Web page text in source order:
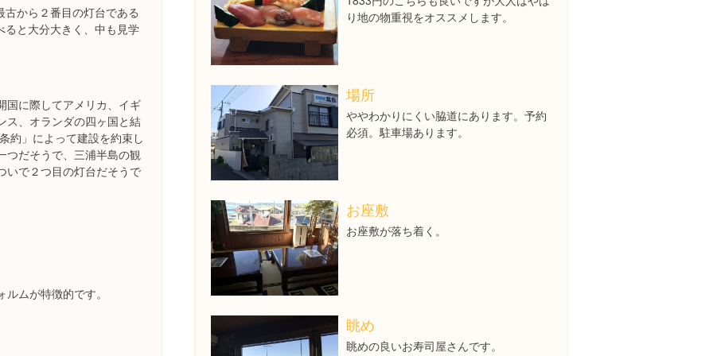
から２番目の灯台である
と大分大きく、中も見学
国に際してアメリカ、イギ
ス、オランダの四ヶ国と結
約」によって建設を約束し
つだそうで、三浦半島の観
いで２つ目の灯台だそうで
ルムが特徴的です。
り地の物重視をオススメします。
場所
ややわかりにくい脇道にあります。予約
必須。駐車場あります。
お座敷
お座敷が落ち着く。
眺め
眺めの良いお寿司屋さんです。